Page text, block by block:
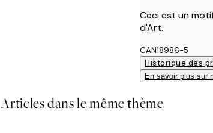
Ceci est un
d'Art.
CAN18986-5
Historique des
En savoir plus sur
Articles dans le même thème